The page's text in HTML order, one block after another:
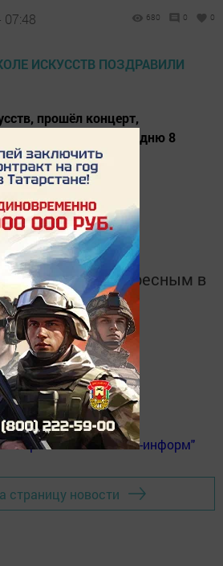
07:48 680 0 0
прошёл концерт,
женскому дню 8
важным и интересным в
Татмедиа
в
MАХ:
канал "Бавлы-информ"
страницу новости